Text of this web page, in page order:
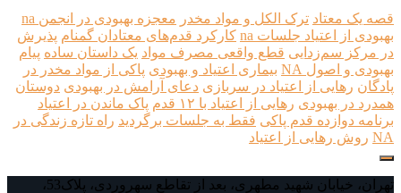
قصه یک معتاد ترک الکل و مواد مخدر معجزه بهبودی در انجمن na
بهبودی از اعتیاد جلسات na
کارکرد قدم‌های معتادان گمنام پذیرش
در مرکز سم‌زدایی قطع واقعی مصرف مواد یک داستان ساده پیام
بهبودی و اصول NA
بیماری اعتیاد و بهبودی پاکی از مواد مخدر در
پادگان رهایی از اعتیاد در سربازی دعای آرامش در بهبودی دوستان
همدرد در بهبودی رهایی از اعتیاد با ۱۲ قدم
پاک ماندن در اعتیاد
برنامه دوازده قدم پاکی فقط به جلسات برگردید راه تازه زندگی در
NA روش رهایی از اعتیاد
تهران، خیابان شهید مطهری، بعد از تقاطع سهروردی، پلاک53،